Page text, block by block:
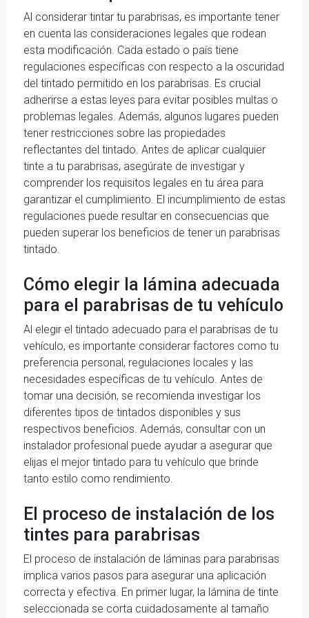
Al considerar tintar tu parabrisas, es importante tener
en cuenta las consideraciones legales que rodean
esta modificación. Cada estado o país tiene
regulaciones específicas con respecto a la oscuridad
del tintado permitido en los parabrisas. Es crucial
adherirse a estas leyes para evitar posibles multas o
problemas legales. Además, algunos lugares pueden
tener restricciones sobre las propiedades
reflectantes del tintado. Antes de aplicar cualquier
tinte a tu parabrisas, asegúrate de investigar y
comprender los requisitos legales en tu área para
garantizar el cumplimiento. El incumplimiento de estas
regulaciones puede resultar en consecuencias que
pueden superar los beneficios de tener un parabrisas
tintado.
Cómo elegir la lámina adecuada
para el parabrisas de tu vehículo
Al elegir el tintado adecuado para el parabrisas de tu
vehículo, es importante considerar factores como tu
preferencia personal, regulaciones locales y las
necesidades específicas de tu vehículo. Antes de
tomar una decisión, se recomienda investigar los
diferentes tipos de tintados disponibles y sus
respectivos beneficios. Además, consultar con un
instalador profesional puede ayudar a asegurar que
elijas el mejor tintado para tu vehículo que brinde
tanto estilo como rendimiento.
El proceso de instalación de los
tintes para parabrisas
El proceso de instalación de láminas para parabrisas
implica varios pasos para asegurar una aplicación
correcta y efectiva. En primer lugar, la lámina de tinte
seleccionada se corta cuidadosamente al tamaño